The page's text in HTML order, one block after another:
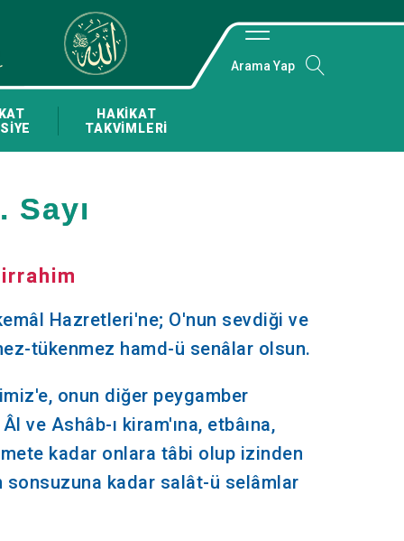
HAKİKAT
TAKVİMLERİ
Arama Yap
Sayı
Hazretleri'ne; O'nun sevdiği ve
tükenmez hamd-ü senâlar olsun.
onun diğer peygamber
ve Ashâb-ı kiram'ına, etbâına,
kadar onlara tâbi olup izinden
sonsuzuna kadar salât-ü selâmlar